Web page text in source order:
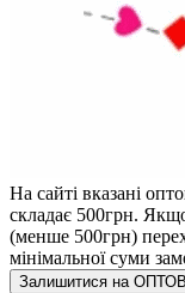
На сайті вказані
складає 500грн.
(менше 500грн)
мінімальної суми
Залишитися на